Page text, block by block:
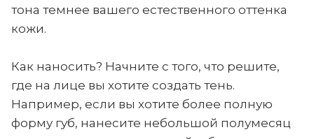
тона темнее вашего естественного оттенка
кожи.
Как наносить? Начните с того, что решите,
где на лице вы хотите создать тень.
Например, если вы хотите более полную
форму губ, нанесите небольшой полумесяц